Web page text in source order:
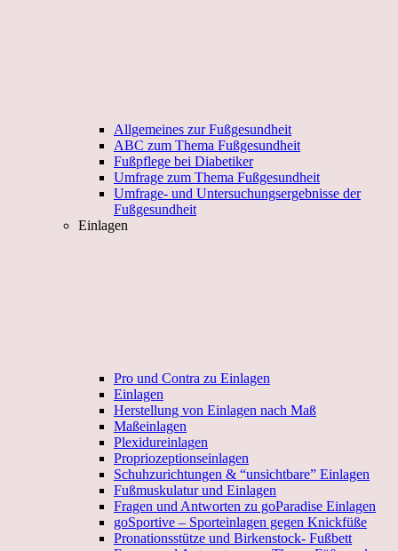
Allgemeines zur Fußgesundheit
ABC zum Thema Fußgesundheit
Fußpflege bei Diabetiker
Umfrage zum Thema Fußgesundheit
Umfrage- und Untersuchungsergebnisse der
Fußgesundheit
Einlagen
Pro und Contra zu Einlagen
Einlagen
Herstellung von Einlagen nach Maß
Maßeinlagen
Plexidureinlagen
Propriozeptionseinlagen
Schuhzurichtungen & “unsichtbare” Einlagen
Fußmuskulatur und Einlagen
Fragen und Antworten zu goParadise Einlagen
goSportive – Sporteinlagen gegen Knickfüße
Pronationsstütze und Birkenstock- Fußbett